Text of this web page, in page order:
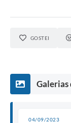
GOSTEI
Galerias
04/09/2023